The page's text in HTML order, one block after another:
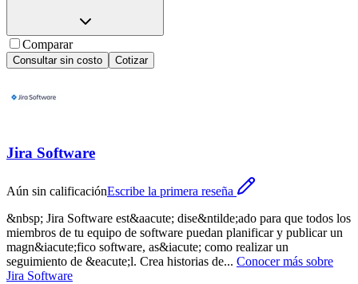
Comparar
Consultar sin costo Cotizar
Jira Software
Aún sin calificaciónEscribe la primera reseña
&nbsp; Jira Software est&aacute; dise&ntilde;ado para que todos los
miembros de tu equipo de software puedan planificar y publicar un
magn&iacute;fico software, as&iacute; como realizar un
seguimiento de &eacute;l. Crea historias de... Conocer más sobre
Jira Software